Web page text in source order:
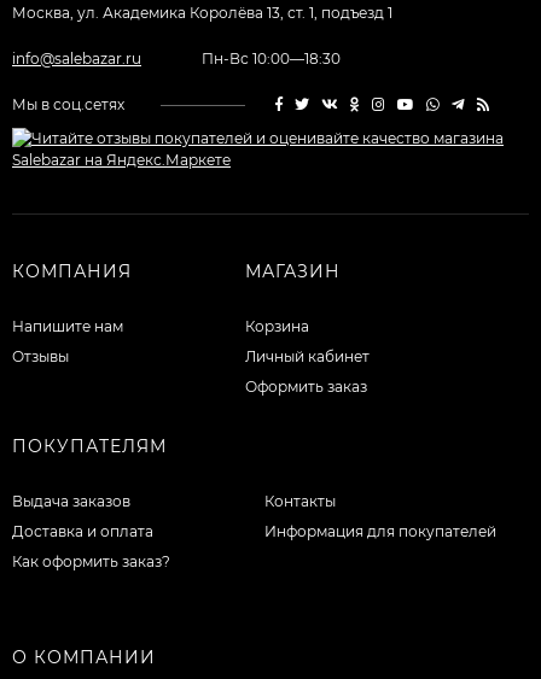
Москва, ул. Академика Королёва 13, ст. 1, подъезд 1
info@salebazar.ru Пн-Вс 10:00—18:30
Мы в соц.сетях
КОМПАНИЯ
Напишите нам
Отзывы
МАГАЗИН
Корзина
Личный кабинет
Оформить заказ
ПОКУПАТЕЛЯМ
Выдача заказов
Доставка и оплата
Как оформить заказ?
Контакты
Информация для покупателей
О КОМПАНИИ